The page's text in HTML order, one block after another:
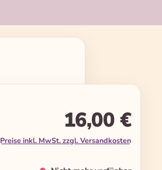
16,00 €
Preise inkl. MwSt. zzgl. Versandkosten